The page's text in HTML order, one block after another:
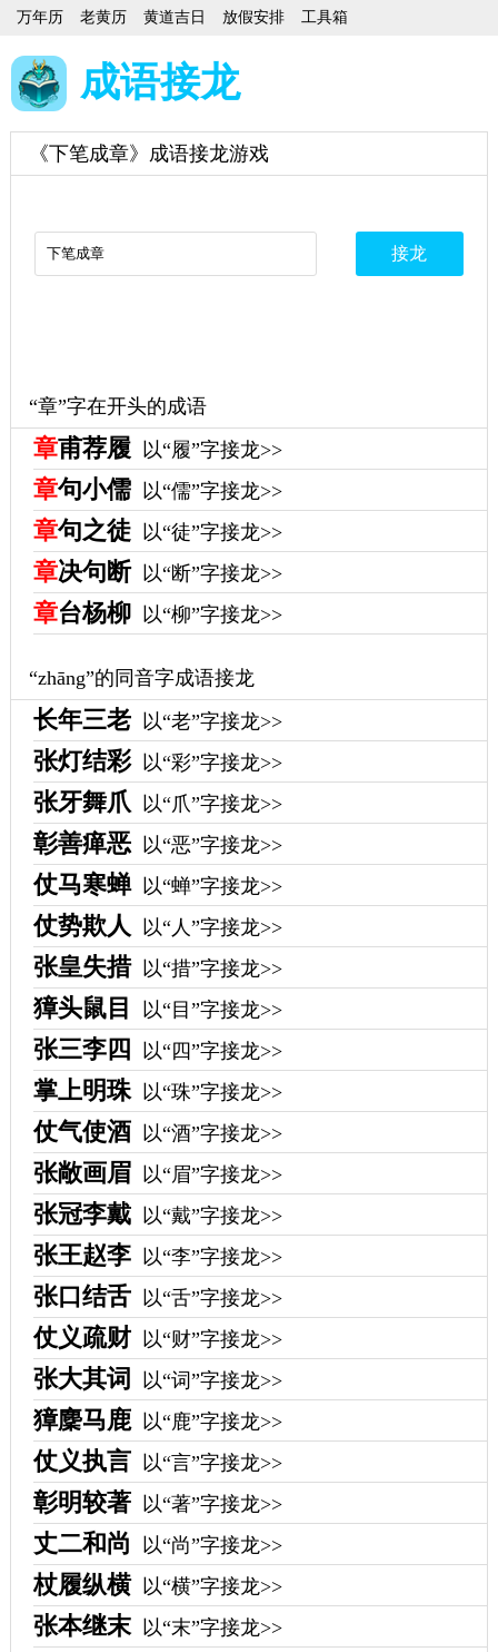
万年历 老黄历 黄道吉日 放假安排 工具箱
成语接龙
《下笔成章》成语接龙游戏
“章”字在开头的成语
章甫荐履 以“履”字接龙>>
章句小儒 以“儒”字接龙>>
章句之徒 以“徒”字接龙>>
章决句断 以“断”字接龙>>
章台杨柳 以“柳”字接龙>>
“zhāng”的同音字成语接龙
长年三老 以“老”字接龙>>
张灯结彩 以“彩”字接龙>>
张牙舞爪 以“爪”字接龙>>
彰善瘅恶 以“恶”字接龙>>
仗马寒蝉 以“蝉”字接龙>>
仗势欺人 以“人”字接龙>>
张皇失措 以“措”字接龙>>
獐头鼠目 以“目”字接龙>>
张三李四 以“四”字接龙>>
掌上明珠 以“珠”字接龙>>
仗气使酒 以“酒”字接龙>>
张敞画眉 以“眉”字接龙>>
张冠李戴 以“戴”字接龙>>
张王赵李 以“李”字接龙>>
张口结舌 以“舌”字接龙>>
仗义疏财 以“财”字接龙>>
张大其词 以“词”字接龙>>
獐麇马鹿 以“鹿”字接龙>>
仗义执言 以“言”字接龙>>
彰明较著 以“著”字接龙>>
丈二和尚 以“尚”字接龙>>
杖履纵横 以“横”字接龙>>
张本继末 以“末”字接龙>>